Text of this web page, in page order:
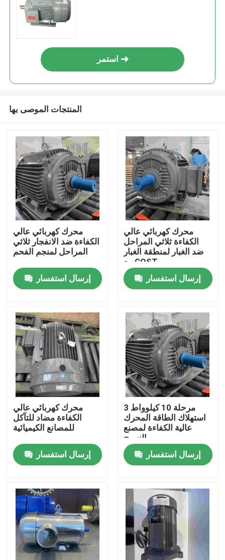
منزل
إتصال
المنتجات
أشرطة فيديو
محرك كهربائي عالي الكفاءة
محركات كهربائية أحادية الطور
ثلاث مراحل كهربائية المحركات
المحركات الكهربائية ذات الجهد المنخفض
محرك حثي متوسط ​​الجهد
استمر
المنتجات الموصى بها
محرك كهربائي عالي
الكفاءة ضد الانفجار ثلاثي
المراحل لمنجم الفحم
إرسال استفسار
محرك كهربائي عالي
الكفاءة ثلاثي المراحل
ضد الغبار لمنطقة الغبار
مع GOST
إرسال استفسار
محرك كهربائي عالي
الكفاءة مضاد للتآكل
للمصانع الكيميائية
إرسال استفسار
3 مرحلة 10 كيلوواط
استهلاك الطاقة المحرك
عالية الكفاءة لمصنع
النسيج
إرسال استفسار